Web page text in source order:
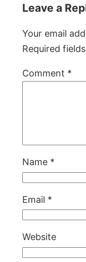
Leave a
Your email
Required
Comment *
Name *
Email *
Website